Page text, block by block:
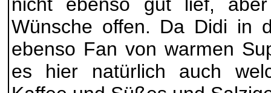
Wünsche offen. Da Didi in
ebenso Fan von warmen
es hier natürlich auch